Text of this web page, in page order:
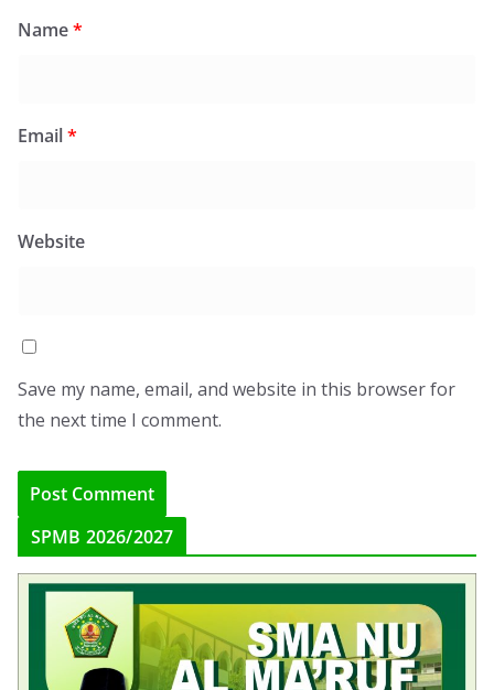
Name*
Email*
Website
Save my name, email, and website in this browser for
the next time I comment.
SPMB 2026/2027